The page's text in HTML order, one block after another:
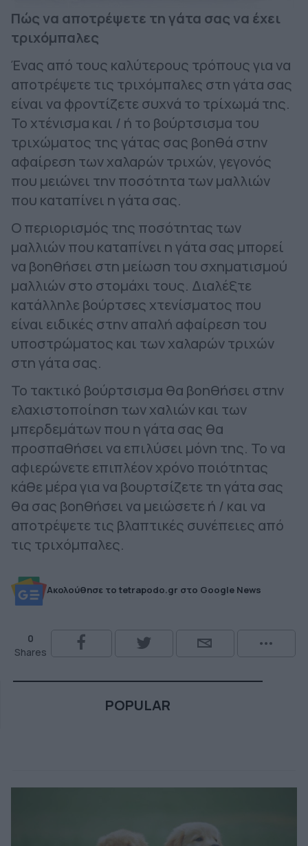
Πώς να αποτρέψετε τη γάτα σας να έχει
τριχόμπαλες
Ένας από τους καλύτερους τρόπους για να
αποτρέψετε τις τριχόμπαλες στη γάτα σας
είναι να φροντίζετε συχνά το τρίχωμά της.
Το χτένισμα και / ή το βούρτσισμα του
τριχώματος της γάτας σας βοηθά στην
αφαίρεση των χαλαρών τριχών, γεγονός
που μειώνει την ποσότητα των μαλλιών
που καταπίνει η γάτα σας.
Ο περιορισμός της ποσότητας των
μαλλιών που καταπίνει η γάτα σας μπορεί
να βοηθήσει στη μείωση του σχηματισμού
μαλλιών στο στομάχι τους. Διαλέξτε
κατάλληλε βούρτσες χτενίσματος που
είναι ειδικές στην απαλή αφαίρεση του
υποστρώματος και των χαλαρών τριχών
στη γάτα σας.
Το τακτικό βούρτσισμα θα βοηθήσει στην
ελαχιστοποίηση των χαλιών και των
μπερδεμάτων που η γάτα σας θα
προσπαθήσει να επιλύσει μόνη της. Το να
αφιερώνετε επιπλέον χρόνο ποιότητας
κάθε μέρα για να βουρτσίζετε τη γάτα σας
θα σας βοηθήσει να μειώσετε ή / και να
αποτρέψετε τις βλαπτικές συνέπειες από
τις τριχόμπαλες.
Ακολούθησε το tetrapodo.gr στο Google News
0
Shares
POPULAR